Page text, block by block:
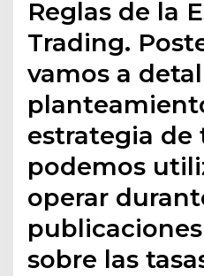
Reglas de la
Trading.
vamos a
estrategia de
podemos
operar
sobre las